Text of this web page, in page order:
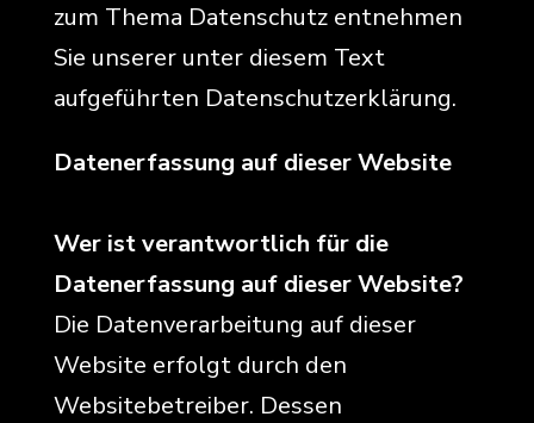
zum Thema Datenschutz entnehmen
Sie unserer unter diesem Text
aufgeführten Datenschutzerklärung.
Datenerfassung auf dieser Website
Wer ist verantwortlich für die
Datenerfassung auf dieser Website?
Die Datenverarbeitung auf dieser
Website erfolgt durch den
Websitebetreiber. Dessen